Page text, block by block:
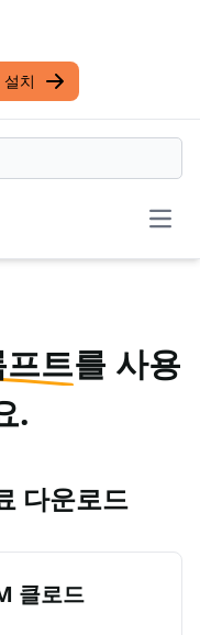
치
트를 사용
.
다운로드
클로드